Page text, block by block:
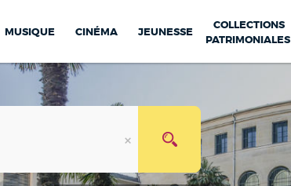
MUSIQUE CINÉMA JEUNESSE
COLLECTIONS
PATRIMONIALES